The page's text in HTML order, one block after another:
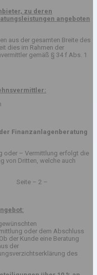
zu deren
angeboten
aus der gesamten Breite des
dies im Rahmen der
gemäß § 34 f Abs. 1
Finanzanlagenberatung
oder – Vermittlung erfolgt die
von Dritten, welche auch
– 2 –
oder dem Abschluss
der Kunde eine Beratung
der
des